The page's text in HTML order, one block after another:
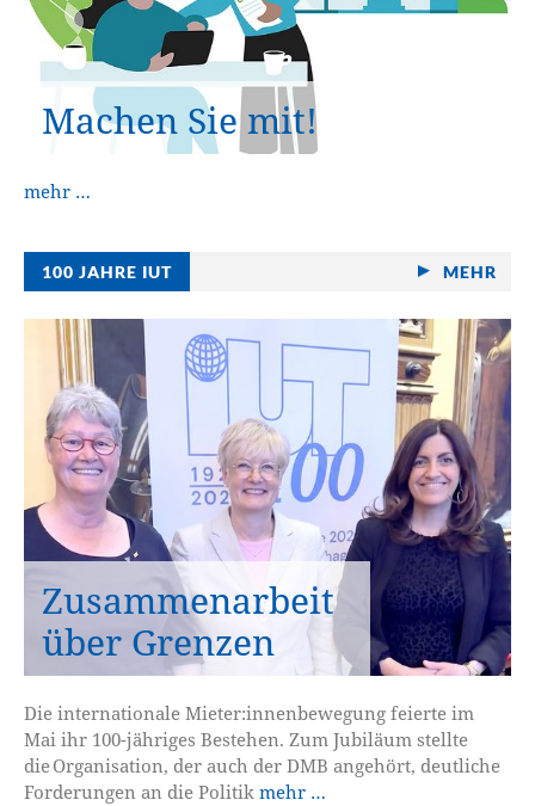
Machen Sie mit!
mehr …
100 JAHRE IUT MEHR
Zusammenarbeit
über Grenzen
Die internationale Mieter:innenbewegung feierte im
Mai ihr 100-jähriges Bestehen. Zum Jubiläum stellte
die Organisation, der auch der DMB angehört, deutliche
Forderungen an die Politikmehr …